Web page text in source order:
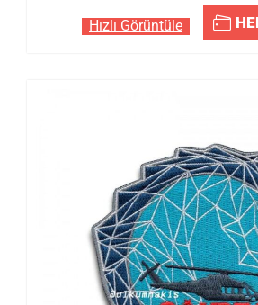
Hızlı Görüntüle